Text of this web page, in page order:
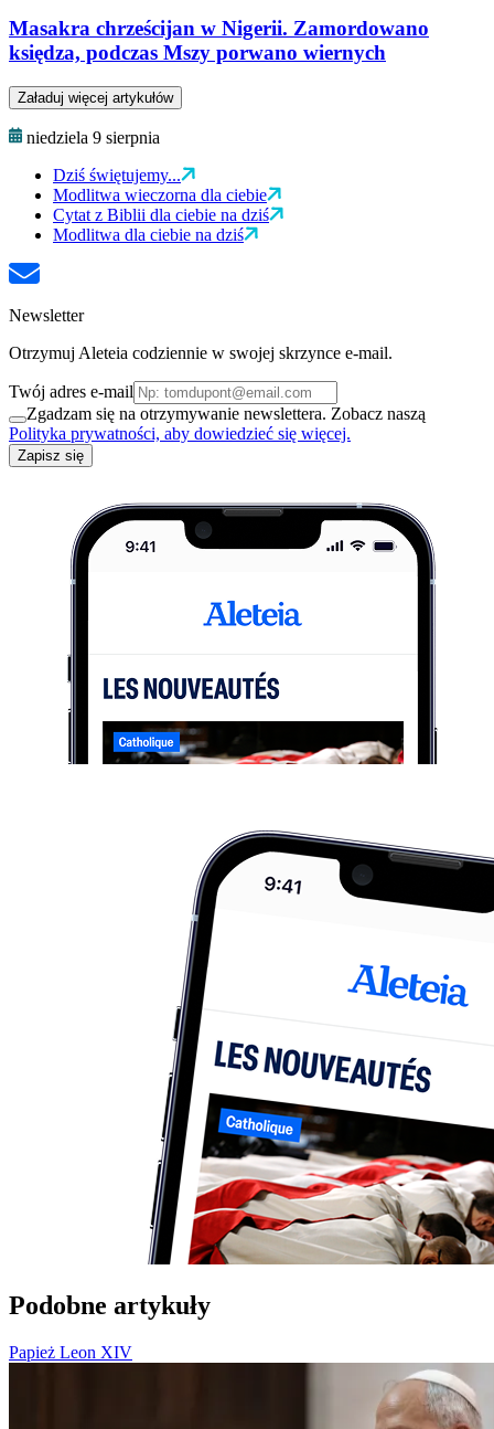
Masakra chrześcijan w Nigerii. Zamordowano
księdza, podczas Mszy porwano wiernych
Załaduj więcej artykułów
niedziela 9 sierpnia
Dziś świętujemy...
Modlitwa wieczorna dla ciebie
Cytat z Biblii dla ciebie na dziś
Modlitwa dla ciebie na dziś
Newsletter
Otrzymuj Aleteia codziennie w swojej skrzynce e-mail.
Twój adres e-mail
Zgadzam się na otrzymywanie newslettera. Zobacz naszą
Polityka prywatności, aby dowiedzieć się więcej.
Zapisz się
Podobne artykuły
Papież Leon XIV